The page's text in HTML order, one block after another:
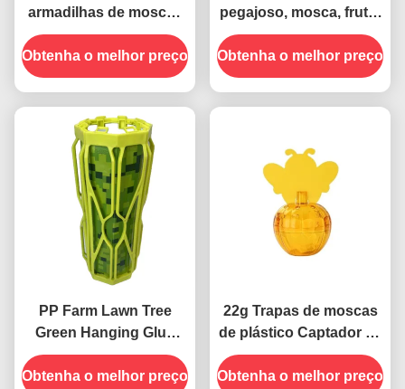
armadilhas de moscas
para uso interno e
externo para controlo
eficaz e seguro de
Obtenha o melhor preço
pegajoso, mosca, fruto,
inseto, térmitas,
armadilha, 480 horas de
uso Nenhuma
Obtenha o melhor preço
PP Farm Lawn Tree
Green Hanging Glue
Adesivo de Mosca
Insecto de Termitas
Obtenha o melhor preço
22g Trapas de moscas
de plástico Captador de
cola pegajosa para
controle de pragas no
Obtenha o melhor preço